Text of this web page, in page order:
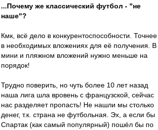
...Почему же классический футбол - "не
наше"?
Кмк, всё дело в конкурентоспособности. Точнее
в необходимых вложениях для её получения. В
мини и пляжном вложений нужно меньше на
порядок!
Трудно поверить, но чуть более 10 лет назад
наша лига шла вровень с французской, сейчас
нас разделяет пропасть! Не нашли мы столько
денег, т.к. страна не футбольная. Эх, а если бы
Спартак (как самый популярный) пошёл бы по